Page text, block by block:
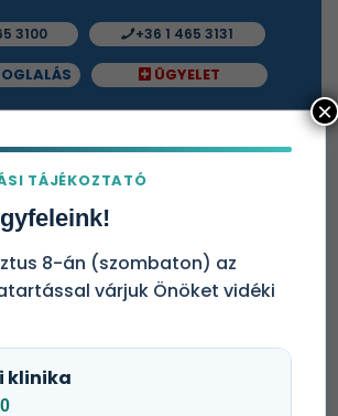
3100 +36 1 465 3131
ÜGYELET
Kórházzal és Fejlett
Központtal állunk Ügyfeleink
Szolgáltatásainknál a maximális
egyaránt garantált. Jelenleg 1300
ellátását biztosítjuk.
TÁJÉKOZTATÓ
8-án (szombaton) az
várjuk Önöket vidéki
klinika
×